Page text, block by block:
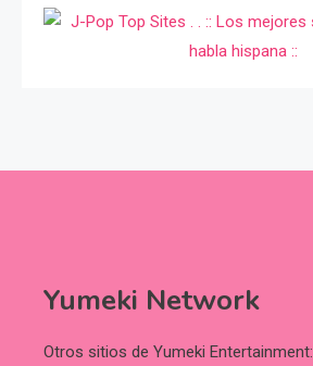
Yumeki Network
Otros sitios de Yumeki Entertainment: